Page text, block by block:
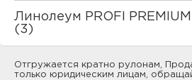
Линолеум PROFI PREMIUM
(3)
Отгружается кратно рулонам,
только юридическим лицам,